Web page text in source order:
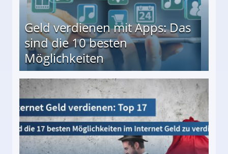
Geld verdienen mit Apps: Das
sind die 10 besten
Möglichkeiten
besten Möglichkeiten